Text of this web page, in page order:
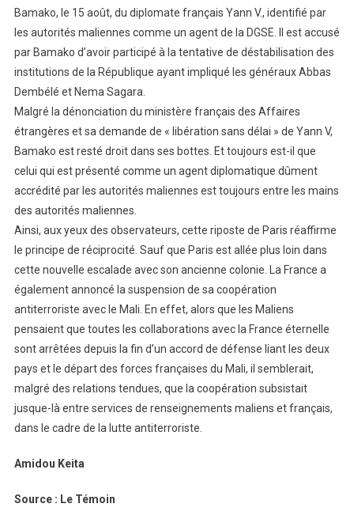
Bamako, le 15 août, du diplomate français Yann V., identifié par
les autorités maliennes comme un agent de la DGSE. Il est accusé
par Bamako d’avoir participé à la tentative de déstabilisation des
institutions de la République ayant impliqué les généraux Abbas
Dembélé et Nema Sagara.
Malgré la dénonciation du ministère français des Affaires
étrangères et sa demande de « libération sans délai » de Yann V,
Bamako est resté droit dans ses bottes. Et toujours est-il que
celui qui est présenté comme un agent diplomatique dûment
accrédité par les autorités maliennes est toujours entre les mains
des autorités maliennes.
Ainsi, aux yeux des observateurs, cette riposte de Paris réaffirme
le principe de réciprocité. Sauf que Paris est allée plus loin dans
cette nouvelle escalade avec son ancienne colonie. La France a
également annoncé la suspension de sa coopération
antiterroriste avec le Mali. En effet, alors que les Maliens
pensaient que toutes les collaborations avec la France éternelle
sont arrêtées depuis la fin d’un accord de défense liant les deux
pays et le départ des forces françaises du Mali, il semblerait,
malgré des relations tendues, que la coopération subsistait
jusque-là entre services de renseignements maliens et français,
dans le cadre de la lutte antiterroriste.
Amidou Keita
Source : Le Témoin